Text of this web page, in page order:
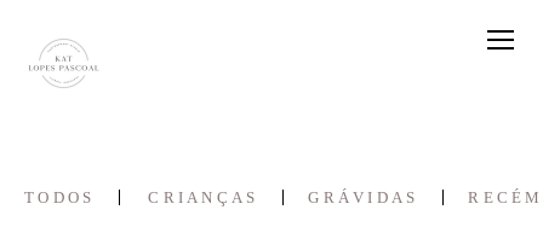
TODOS CRIANÇAS GRÁVIDAS